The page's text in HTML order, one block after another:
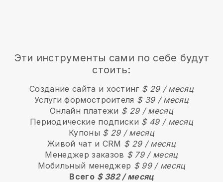
Эти инструменты сами по себе будут
стоить:
Создание сайта и хостинг $ 29 / месяц
Услуги формостроителя $ 39 / месяц
Онлайн платежи $ 29 / месяц
Периодические подписки $ 49 / месяц
Купоны $ 29 / месяц
Живой чат и CRM $ 29 / месяц
Менеджер заказов $ 79 / месяц
Мобильный менеджер $ 99 / месяц
Всего $ 382 / месяц